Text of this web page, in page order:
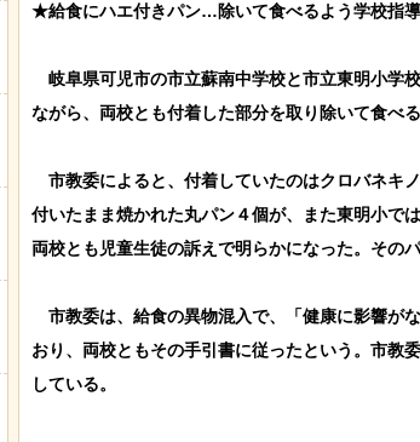
★給食にハエ付きパン…除いて食べるよう学校指導
岐阜県可児市の市立蘇南中学校と市立東明小学
ながら、両校とも付着した部分を取り除いて食べ
市教委によると、付着していたのはクロバネキ
付いたまま焼かれた丸パン４個が、また東明小で
両校とも児童生徒の訴えで明らかになった。その
市教委は、給食の異物混入で、「健康に影響が
おり、両校ともその手引書に従ったという。市教
している。